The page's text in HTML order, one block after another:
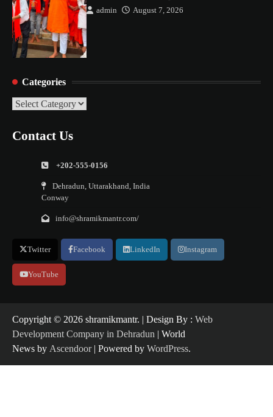
admin August 7, 2026
Categories
Categories
Contact Us
+202-555-0156
Dehradun, Uttarakhand, India
Conway
info@shramikmantr.com/
Twitter Facebook LinkedIn Instagram
YouTube
Copyright ©️ 2026 shramikmantr. | Design By : Web
Development Company in Dehradun | World
News by Ascendoor| Powered by WordPress.